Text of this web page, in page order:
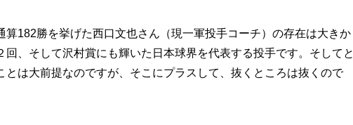
182勝を挙げた西口文也さん（現一軍投手コーチ）の存在は大きか
、そして沢村賞にも輝いた日本球界を代表する投手です。そしてと
は大前提なのですが、そこにプラスして、抜くところは抜くので